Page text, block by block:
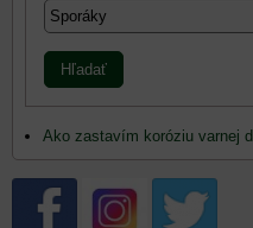
Hľadať
Ako zastavím koróziu varnej